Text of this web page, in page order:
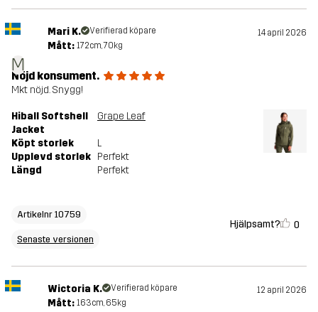
M
Mari K. Verifierad köpare 14 april 2026
Mått: 172cm, 70kg
Nöjd konsument.
Mkt nöjd. Snygg!
Hiball Softshell
Jacket
Grape Leaf
Köpt storlek
L
Upplevd storlek Perfekt
Längd
Perfekt
Artikelnr 10759
Senaste versionen
Hjälpsamt? 0
Wictoria K. Verifierad köpare 12 april 2026
Mått: 163cm, 65kg